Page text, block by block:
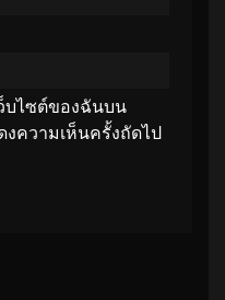
บไซต์ของฉันบน
งความเห็นครั้งถัดไป